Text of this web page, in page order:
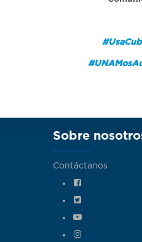
Sobre
Contáctanos